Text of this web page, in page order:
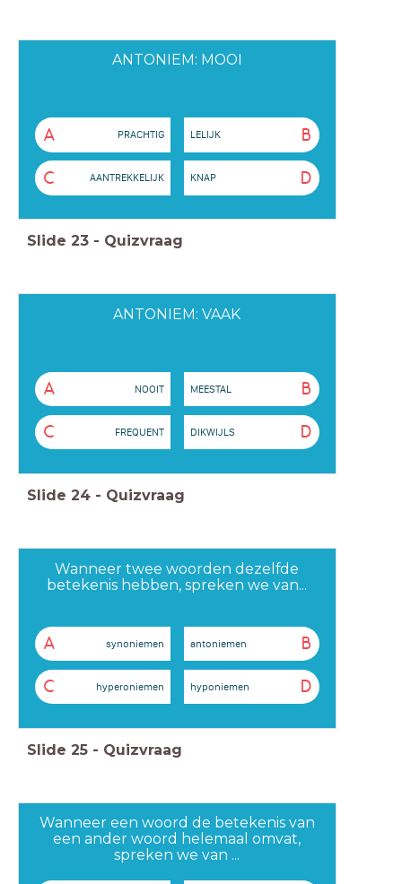
ANTONIEM: MOOI
A PRACHTIG B
LELIJK
C AANTREKKELIJK D
KNAP
Slide 23 - Quizvraag
ANTONIEM: VAAK
A NOOIT B
MEESTAL
C FREQUENT D
DIKWIJLS
Slide 24 - Quizvraag
Wanneer twee woorden dezelfde
betekenis hebben, spreken we van...
A synoniemen B
antoniemen
C hyperoniemen D
hyponiemen
Slide 25 - Quizvraag
Wanneer een woord de betekenis van
een ander woord helemaal omvat,
spreken we van ...